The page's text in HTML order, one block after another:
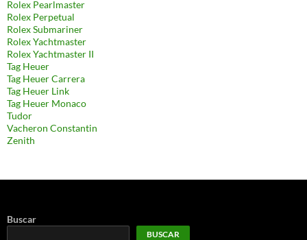
Rolex Pearlmaster
Rolex Perpetual
Rolex Submariner
Rolex Yachtmaster
Rolex Yachtmaster II
Tag Heuer
Tag Heuer Carrera
Tag Heuer Link
Tag Heuer Monaco
Tudor
Vacheron Constantin
Zenith
Buscar
BUSCAR